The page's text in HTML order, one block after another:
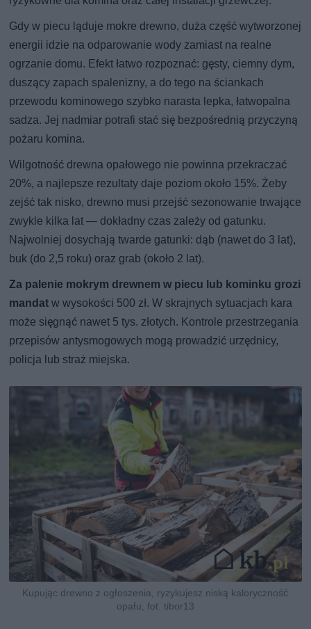
Gdy w piecu ląduje mokre drewno, duża część wytworzonej
energii idzie na odparowanie wody zamiast na realne
ogrzanie domu. Efekt łatwo rozpoznać: gęsty, ciemny dym,
duszący zapach spalenizny, a do tego na ściankach
przewodu kominowego szybko narasta lepka, łatwopalna
sadza. Jej nadmiar potrafi stać się bezpośrednią przyczyną
pożaru komina.
Wilgotność drewna opałowego nie powinna przekraczać
20%, a najlepsze rezultaty daje poziom około 15%. Żeby
zejść tak nisko, drewno musi przejść sezonowanie trwające
zwykle kilka lat — dokładny czas zależy od gatunku.
Najwolniej dosychają twarde gatunki: dąb (nawet do 3 lat),
buk (do 2,5 roku) oraz grab (około 2 lat).
Za palenie mokrym drewnem w piecu lub kominku grozi
mandat w wysokości 500 zł. W skrajnych sytuacjach kara
może sięgnąć nawet 5 tys. złotych. Kontrole przestrzegania
przepisów antysmogowych mogą prowadzić urzędnicy,
policja lub straż miejska.
Kupując drewno z ogłoszenia, ryzykujesz niską kaloryczność
opału, fot. tibor13